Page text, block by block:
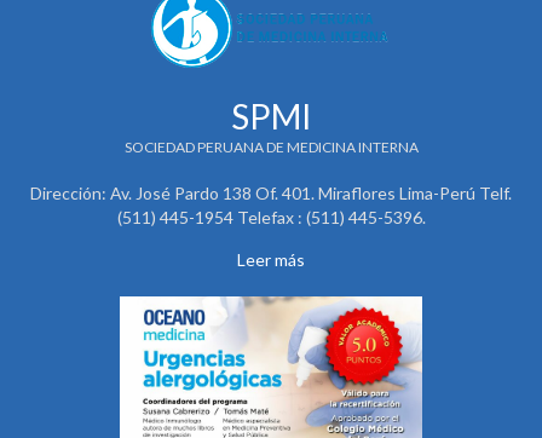
SPMI
SOCIEDAD PERUANA DE MEDICINA INTERNA
Dirección: Av. José Pardo 138 Of. 401. Miraflores Lima-Perú Telf.
(511) 445-1954 Telefax : (511) 445-5396.
Leer más